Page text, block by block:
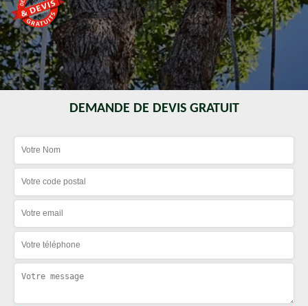
DEMANDE DE DEVIS GRATUIT